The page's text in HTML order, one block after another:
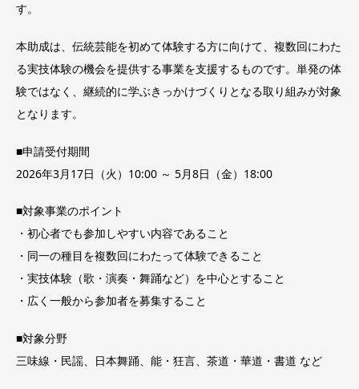
す。
本助成は、伝統芸能を初めて体験する方に向けて、複数回にわた
る実技体験の機会を提供する事業を支援するものです。単発の体
験ではなく、継続的に学ぶきっかけづくりとなる取り組みが対象
となります。
■申請受付期間
2026年3月17日（火）10:00 ～ 5月8日（金）18:00
■対象事業のポイント
・初心者でも参加しやすい内容であること
・同一の種目を複数回にわたって体験できること
・実技体験（歌・演奏・舞踊など）を中心とすること
・広く一般から参加者を募集すること
■対象分野
三味線・民謡、日本舞踊、能・狂言、茶道・華道・書道 など